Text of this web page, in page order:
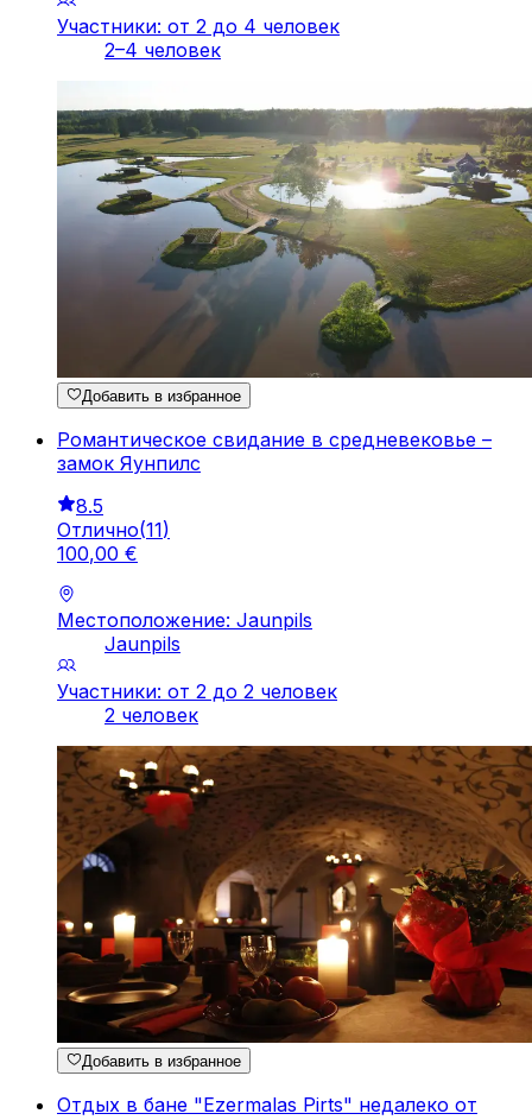
Участники: от 2 до 4 человек
2–4 человек
Добавить в избранное
Романтическое свидание в средневековье –
замок Яунпилс
8.5
Отлично(11)
100,00 €
Местоположение: Jaunpils
Jaunpils
Участники: от 2 до 2 человек
2 человек
Добавить в избранное
Отдых в бане "Ezermalas Pirts" недалеко от